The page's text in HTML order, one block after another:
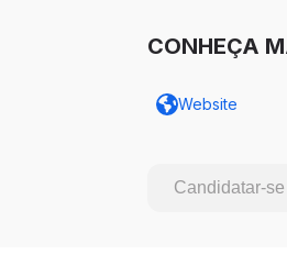
CONHEÇA
Website
Candidatar-se